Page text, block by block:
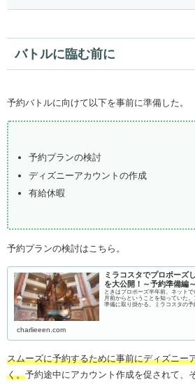
バトルに臨む前に
予約バトルに向けて以下を事前に準備した。
予約プランの検討
ディズニーアカウントの作成
有給休暇
予約プランの検討はこちら。
ミラコスタでプロポーズ
を大公開！～予約準備編～
ときはプロポーズ半年前。ネット
月前からということを知っていた
準備に取り掛かる。ミラコスタの
charlieeen.com
スムーズに予約するために事前にディズニー
く。予約途中にアカウント作成を促されて、